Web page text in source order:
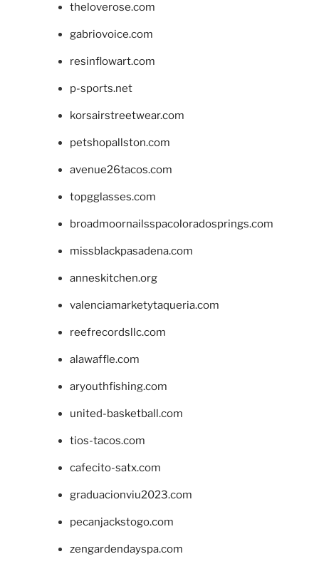
theloverose.com
gabriovoice.com
resinflowart.com
p-sports.net
korsairstreetwear.com
petshopallston.com
avenue26tacos.com
topgglasses.com
broadmoornailsspacoloradosprings.com
missblackpasadena.com
anneskitchen.org
valenciamarketytaqueria.com
reefrecordsllc.com
alawaffle.com
aryouthfishing.com
united-basketball.com
tios-tacos.com
cafecito-satx.com
graduacionviu2023.com
pecanjackstogo.com
zengardendayspa.com